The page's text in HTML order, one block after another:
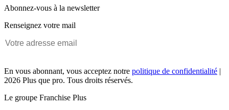
Abonnez-vous à la newsletter
Renseignez votre mail
En vous abonnant, vous acceptez notre politique de confidentialité |
2026 Plus que pro. Tous droits réservés.
Le groupe Franchise Plus